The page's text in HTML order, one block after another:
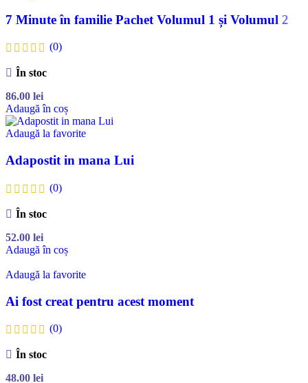
7 Minute în familie Pachet Volumul 1 și Volumul 2
(0)
În stoc
86.00 lei
Adaugă în coș
Adaugă la favorite
Adapostit in mana Lui
(0)
În stoc
52.00 lei
Adaugă în coș
Adaugă la favorite
Ai fost creat pentru acest moment
(0)
În stoc
48.00 lei